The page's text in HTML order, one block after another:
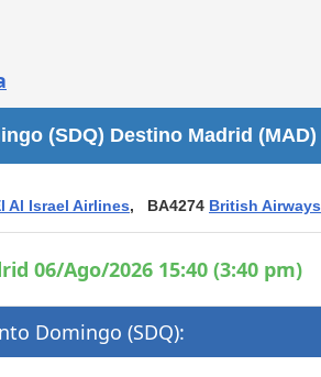
(SDQ) Destino Madrid (MAD)
Al Israel Airlines, BA4274 British Airways
06/Ago/2026 15:40 (3:40 pm)
Domingo (SDQ):
Tiendas y Restaurantes